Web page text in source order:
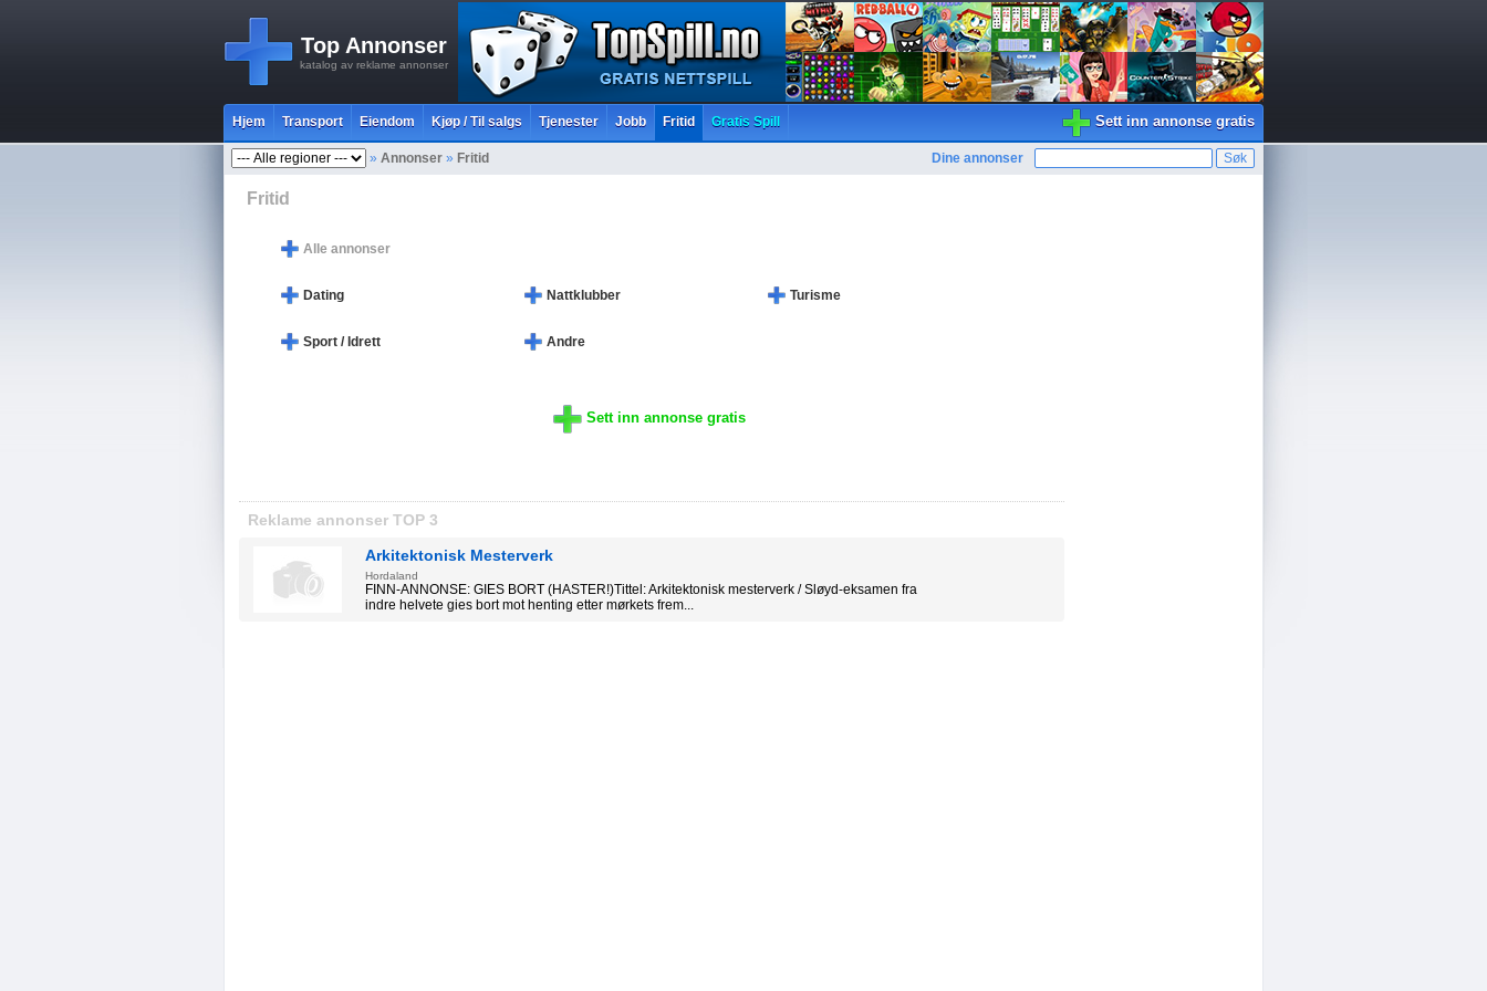
Top Annonser
katalog av reklame annonser
Hjem Transport Eiendom Kjøp / Til salgs Tjenester Jobb Fritid Gratis Spill Sett inn annonse gratis
» Annonser » Fritid Dine annonser
Fritid
Alle annonser
Dating Nattklubber Turisme
Sport / Idrett Andre
Sett inn annonse gratis
Reklame annonser TOP 3
Arkitektonisk Mesterverk
Hordaland
FINN-ANNONSE: GIES BORT (HASTER!)Tittel: Arkitektonisk mesterverk / Sløyd-eksamen fra
indre helvete gies bort mot henting etter mørkets frem...